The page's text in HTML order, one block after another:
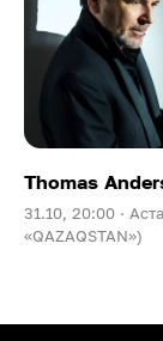
Thomas
31.10, 20:00 ·
«QAZAQSTAN»)